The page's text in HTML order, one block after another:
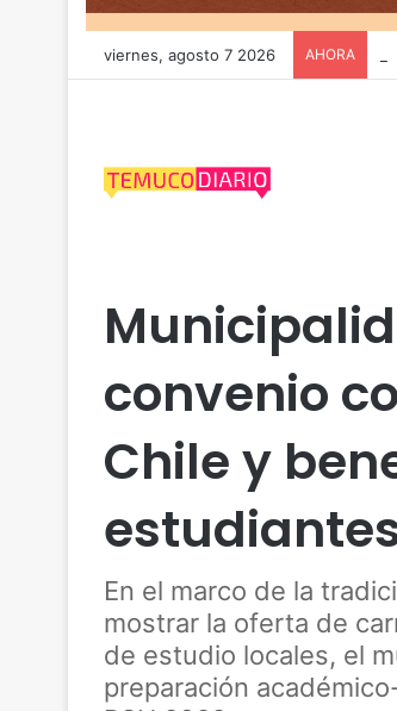
viernes, agosto 7 2026 AHORA
convenio
Chile y
En el marco de la
mostrar la oferta de
de estudio locales, el
preparación